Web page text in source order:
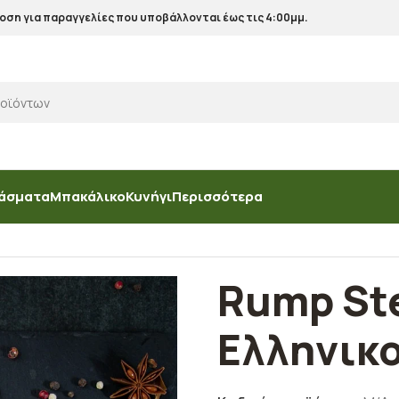
για παραγγελίες που υποβάλλονται έως τις 4:00μμ.
ΜπακάλικοΚυνήγιΠερισσότερα
Rump